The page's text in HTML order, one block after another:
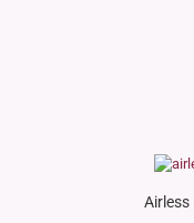
Airless